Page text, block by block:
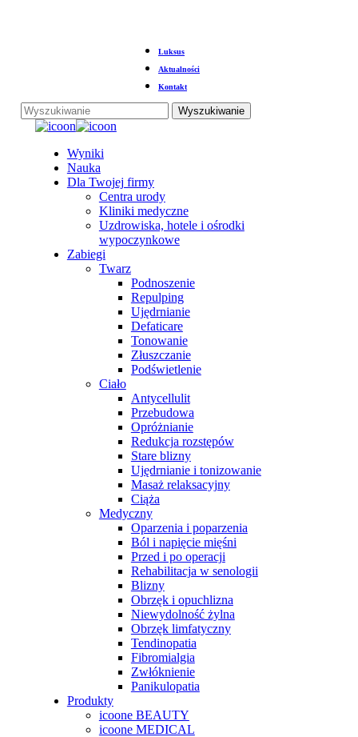
Luksus
Aktualności
Kontakt
Wyszukiwanie
Zamknij
Menu
Wyniki
Nauka
Dla Twojej firmy
Centra urody
Kliniki medyczne
Uzdrowiska, hotele i ośrodki
wypoczynkowe
Zabiegi
Twarz
Podnoszenie
Repulping
Ujędrnianie
Defaticare
Tonowanie
Złuszczanie
Podświetlenie
Ciało
Antycellulit
Przebudowa
Opróżnianie
Redukcja rozstępów
Stare blizny
Ujędrnianie i tonizowanie
Masaż relaksacyjny
Ciąża
Medyczny
Oparzenia i poparzenia
Ból i napięcie mięśni
Przed i po operacji
Rehabilitacja w senologii
Blizny
Obrzęk i opuchlizna
Niewydolność żylna
Obrzęk limfatyczny
Tendinopatia
Fibromialgia
Zwłóknienie
Panikulopatia
Produkty
icoone BEAUTY
icoone MEDICAL